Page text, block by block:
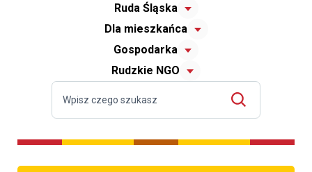
Ruda Śląska
Dla mieszkańca
Gospodarka
Rudzkie NGO